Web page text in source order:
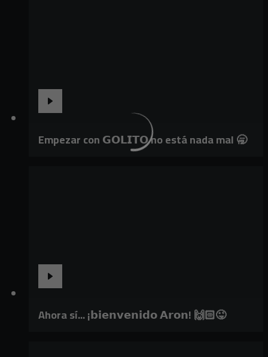
Empezar con 𝗚𝗢𝗟𝗜𝗧𝗢 no está nada mal 🥱
Ahora sí... ¡𝗯𝗶𝗲𝗻𝘃𝗲𝗻𝗶𝗱𝗼 𝗔𝗿𝗼𝗻! 🙌🏻😜